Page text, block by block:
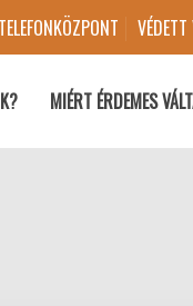
TELEFONKÖZPONT
MIÉRT ÉRDEMES